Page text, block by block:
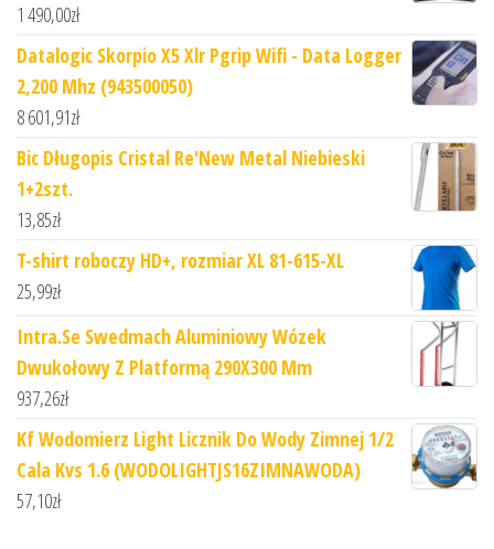
1 490,00zł
Datalogic Skorpio X5 Xlr Pgrip Wifi - Data Logger
2,200 Mhz (943500050)
8 601,91zł
Bic Długopis Cristal Re'New Metal Niebieski
1+2szt.
13,85zł
T-shirt roboczy HD+, rozmiar XL 81-615-XL
25,99zł
Intra.Se Swedmach Aluminiowy Wózek
Dwukołowy Z Platformą 290X300 Mm
937,26zł
Kf Wodomierz Light Licznik Do Wody Zimnej 1/2
Cala Kvs 1.6 (WODOLIGHTJS16ZIMNAWODA)
57,10zł